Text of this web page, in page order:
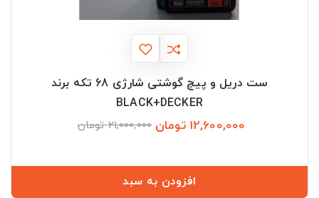
ست دریل و پیچ گوشتی شارژی 68 تکه برند
BLACK+DECKER
12,600,000 تومان 21,000,000 تومان
افزودن به سبد